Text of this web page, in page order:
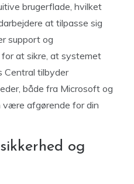
brugerflade, hvilket
at tilpasse sig
support og
at sikre, at systemet
Central tilbyder
både fra Microsoft og
være afgørende for din
og